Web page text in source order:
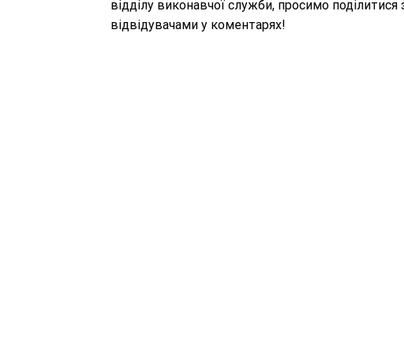
відділу виконавчої служби, просимо
відвідувачами у коментарях!